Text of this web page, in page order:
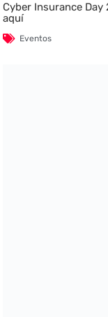
Cyber Insurance
aquí
Eventos